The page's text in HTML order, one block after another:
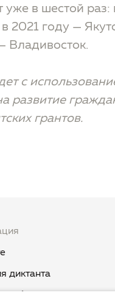
уже в шестой раз:
2021 году —
Владивосток.
с
развитие
грантов.
диктанта